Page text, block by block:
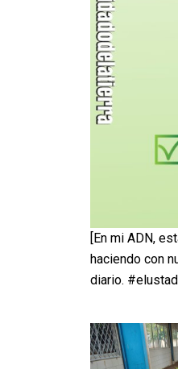
[En mi ADN,
haciendo con
diario.